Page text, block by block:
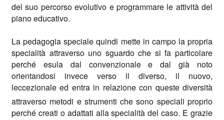
del suo percorso evolutivo e programmare le attività del
piano educativo.
La pedagogia speciale quindi mette in campo la propria
specialità attraverso uno sguardo che si fa particolare
perché esula dal convenzionale e dal già noto
orientandosi invece verso il diverso, il nuovo,
leccezionale ed entra in relazione con queste diversità
attraverso metodi e strumenti che sono speciali proprio
perché creati o adattati alla specialità del caso. E grazie